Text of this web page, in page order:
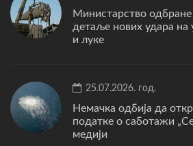
Министарство одбране
детаље нових удара на
и луке
25.07.2026. год.
Немачка одбија да
податке о саботажи
медији